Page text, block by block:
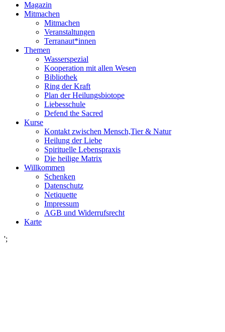
Magazin
Mitmachen
Mitmachen
Veranstaltungen
Terranaut*innen
Themen
Wasserspezial
Kooperation mit allen Wesen
Bibliothek
Ring der Kraft
Plan der Heilungsbiotope
Liebesschule
Defend the Sacred
Kurse
Kontakt zwischen Mensch,Tier & Natur
Heilung der Liebe
Spirituelle Lebenspraxis
Die heilige Matrix
Willkommen
Schenken
Datenschutz
Netiquette
Impressum
AGB und Widerrufsrecht
Karte
';